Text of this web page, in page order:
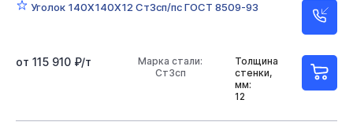
Уголок 140Х140Х12 Ст3сп/пс ГОСТ 8509-93
Толщина
стенки,
мм:
12
Марка стали:
Ст3сп
от 115 910 ₽/т